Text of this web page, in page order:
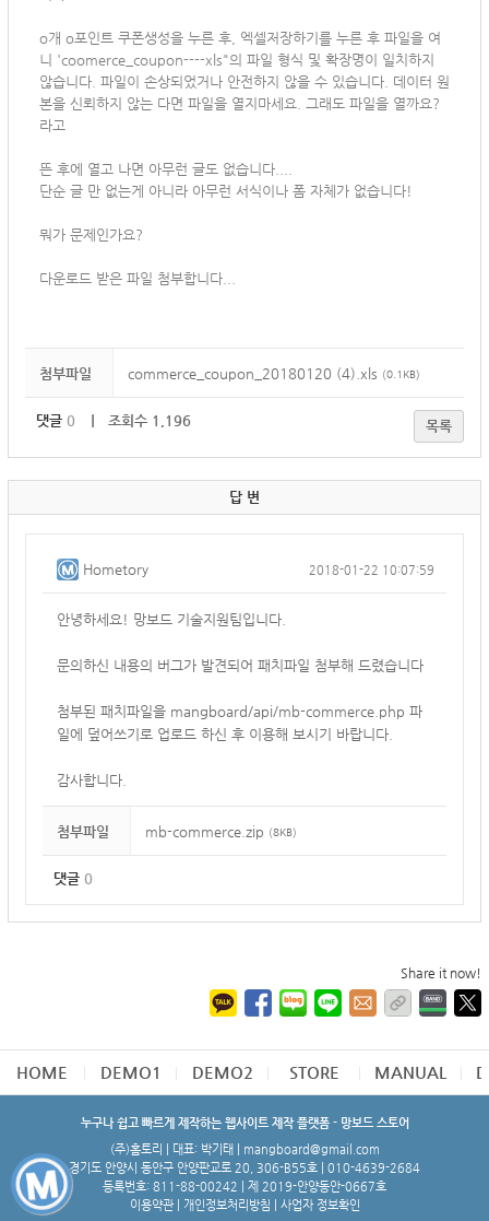
o개 o포인트 쿠폰생성을 누른 후, 엑셀저장하기를 누른 후 파일을 여
니 'coomerce_coupon----xls"의 파일 형식 및 확장명이 일치하지
않습니다. 파일이 손상되었거나 안전하지 않을 수 있습니다. 데이터 원
본을 신뢰하지 않는 다면 파일을 열지마세요. 그래도 파일을 열까요?
라고
뜬 후에 열고 나면 아무런 글도 없습니다....
단순 글 만 없는게 아니라 아무런 서식이나 폼 자체가 없습니다!
뭐가 문제인가요?
다운로드 받은 파일 첨부합니다...
첨부파일 commerce_coupon_20180120 (4).xls (0.1KB)
댓글 0 ｜ 조회수 1,196 목록
답 변
Hometory 2018-01-22 10:07:59
안녕하세요! 망보드 기술지원팀입니다.
문의하신 내용의 버그가 발견되어 패치파일 첨부해 드렸습니다
첨부된 패치파일을 mangboard/api/mb-commerce.php 파
일에 덮어쓰기로 업로드 하신 후 이용해 보시기 바랍니다.
감사합니다.
첨부파일 mb-commerce.zip (8KB)
댓글 0
Share it now!
HOME DEMO1 DEMO2 STORE MANUAL
누구나 쉽고 빠르게 제작하는 웹사이트 제작 플랫폼 - 망보드 스토어
(주)홈토리 | 대표: 박기태 | mangboard@gmail.com
경기도 안양시 동안구 안양판교로 20, 306-B55호 | 010-4639-2684
등록번호: 811-88-00242 | 제 2019-안양동안-0667호
이용약관| 개인정보처리방침 사업자 정보확인